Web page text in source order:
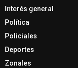
Interés general
Política
Policiales
Deportes
Zonales